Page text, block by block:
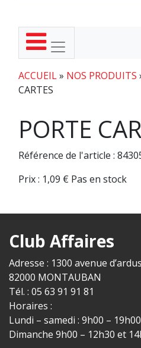
ACCUEIL» NOS PRODUITS
CARTES
PORTE
Référence de l'article :
Prix : 1,09 € Pas en stock
Club Affaires
Adresse : 1300 avenue d’ardus
82000 MONTAUBAN
Tél. : 05 63 91 91 81
Horaires :
Lundi – samedi : 9h00 – 19h00
Dimanche 9h00 – 12h30 et